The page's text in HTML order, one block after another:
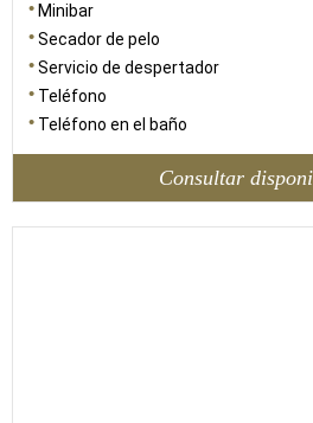
Minibar
Secador de pelo
Servicio de despertador
Teléfono
Teléfono en el baño
Consultar